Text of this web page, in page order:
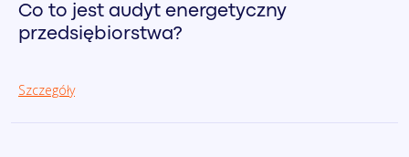
Co to jest audyt energetyczny
przedsiębiorstwa?
Szczegóły